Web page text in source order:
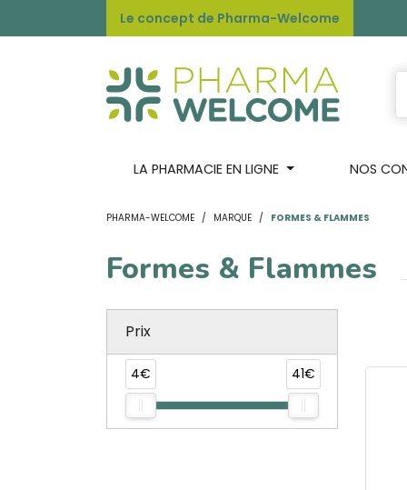
Le concept de Pharma-Welcome
LA PHARMACIE EN LIGNE NOS
PHARMA-WELCOME MARQUE FORMES & FLAMMES
Formes & Flammes
Prix
4€ 41€